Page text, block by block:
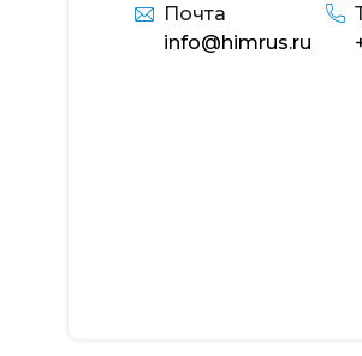
Почта
info@himrus.ru